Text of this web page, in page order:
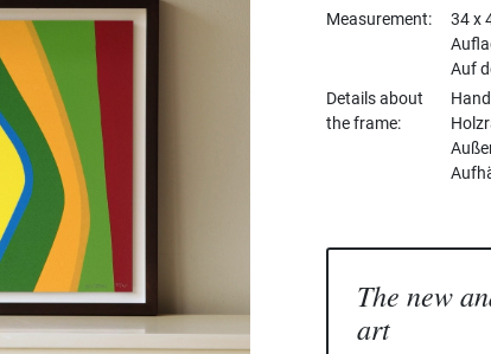
Measurement
34 x
Auf
Details about
the frame
The new
art